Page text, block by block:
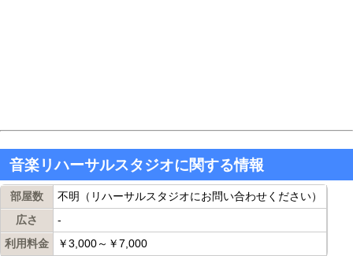
音楽リハーサルスタジオに関する情報
部屋数
不明（リハーサルスタジオにお問い合わせください）
広さ
-
利用料金
￥3,000～￥7,000